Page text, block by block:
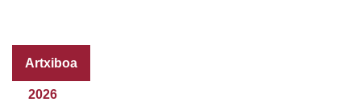
Artxiboa
2026